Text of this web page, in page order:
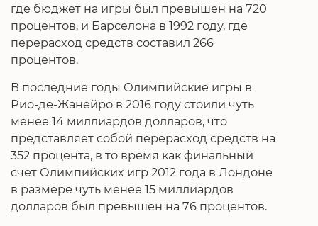
где бюджет на игры был превышен на 720
процентов, и Барселона в 1992 году, где
перерасход средств составил 266
процентов.
В последние годы Олимпийские игры в
Рио-де-Жанейро в 2016 году стоили чуть
менее 14 миллиардов долларов, что
представляет собой перерасход средств на
352 процента, в то время как финальный
счет Олимпийских игр 2012 года в Лондоне
в размере чуть менее 15 миллиардов
долларов был превышен на 76 процентов.